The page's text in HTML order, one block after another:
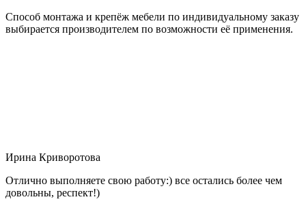
Способ монтажа и крепёж мебели по индивидуальному заказу
выбирается производителем по возможности её применения.
Ирина Криворотова
Отлично выполняете свою работу:) все остались более чем
довольны, респект!)